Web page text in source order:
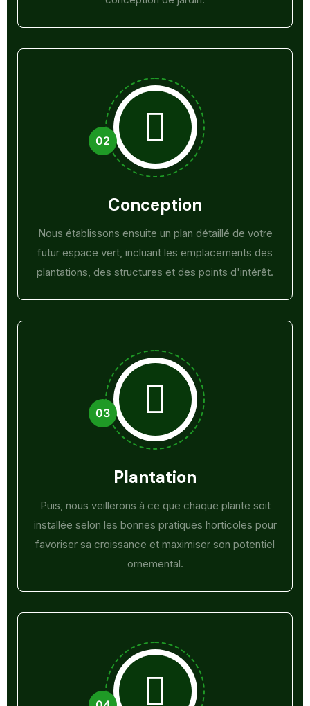
Conception
Nous établissons ensuite un plan détaillé de votre
futur espace vert, incluant les emplacements des
plantations, des structures et des points d'intérêt.
Plantation
Puis, nous veillerons à ce que chaque plante soit
installée selon les bonnes pratiques horticoles pour
favoriser sa croissance et maximiser son potentiel
ornemental.